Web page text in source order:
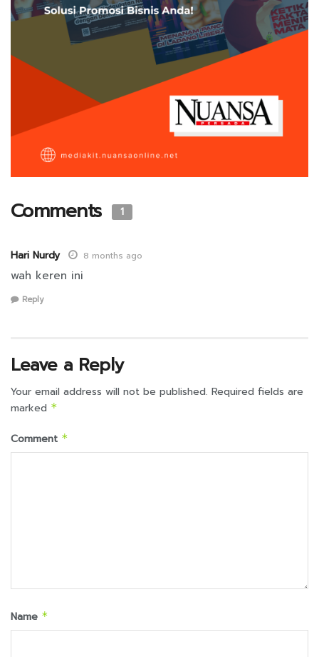
Comments 1
Hari Nurdy 8 months ago
wah keren ini
Reply
Leave a Reply
Your email address will not be published. Required fields are
marked *
Comment *
Name *